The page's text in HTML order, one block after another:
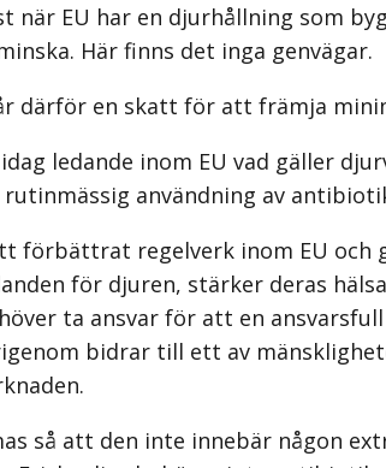
när EU har en djurhållning som
Här finns det inga genvägar.
därför en skatt för att främja
idag ledande inom EU vad gäller
användning av
förbättrat regelverk inom EU
för djuren, stärker deras
ta ansvar för att en
bidrar till ett av
så att den inte innebär någon